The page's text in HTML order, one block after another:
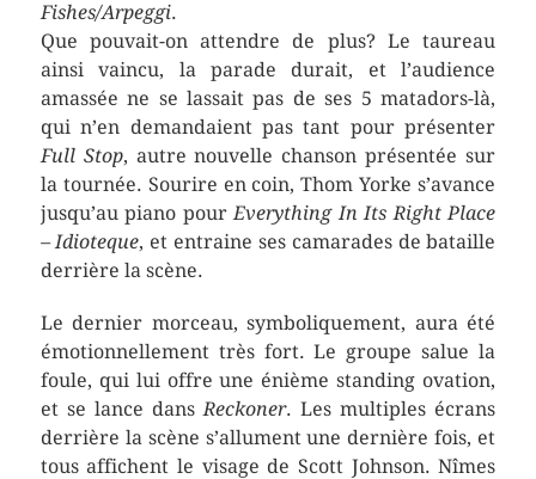
Fishes/Arpeggi.
Que pouvait-on attendre de plus? Le taureau
ainsi vaincu, la parade durait, et l’audience
amassée ne se lassait pas de ses 5 matadors-là,
qui n’en demandaient pas tant pour présenter
Full Stop, autre nouvelle chanson présentée sur
la tournée. Sourire en coin, Thom Yorke s’avance
jusqu’au piano pourEverything In Its Right Place
– Idioteque, et entraine ses camarades de bataille
derrière la scène.
Le dernier morceau, symboliquement, aura été
émotionnellement très fort. Le groupe salue la
foule, qui lui offre une énième standing ovation,
et se lance dansReckoner. Les multiples écrans
derrière la scène s’allument une dernière fois, et
tous affichent le visage de Scott Johnson. Nîmes